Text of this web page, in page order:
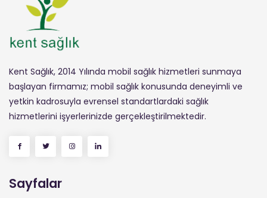
Kent Sağlık, 2014 Yılında mobil sağlık hizmetleri sunmaya
başlayan firmamız; mobil sağlık konusunda deneyimli ve
yetkin kadrosuyla evrensel standartlardaki sağlık
hizmetlerini işyerlerinizde gerçekleştirilmektedir.
Sayfalar